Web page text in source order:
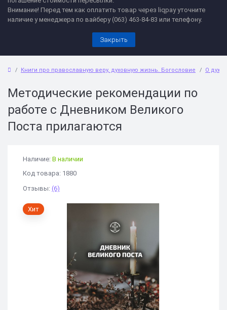
Внимание! Перед тем как оплатить товар через liqpay уточните
наличие у менеджера по вайберу (063) 463-84-83 или телефону.
Закрыть
Книги про православную веру, духовную жизнь. Богословие О
Методические рекомендации по
работе с Дневником Великого
Поста прилагаются
Наличие: В наличии
Код товара: 1880
Отзывы: (6)
Хит